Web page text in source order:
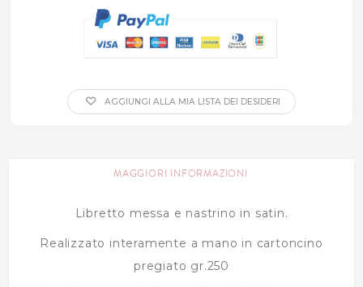
AGGIUNGI ALLA MIA LISTA DEI DESIDERI
MAGGIORI INFORMAZIONI
Libretto messa e nastrino in satin.
Realizzato interamente a mano in cartoncino
pregiato gr.250